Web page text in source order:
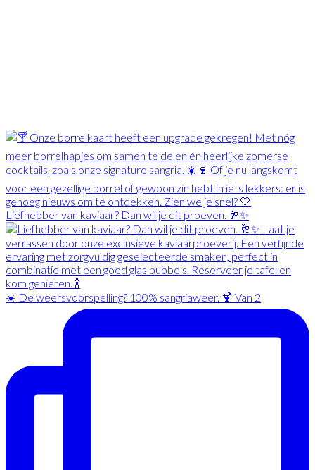
Liefhebber van kaviaar? Dan wil je dit proeven. 🥂✨
☀️ De weersvoorspelling? 100% sangriaweer. 🍹 Van 2